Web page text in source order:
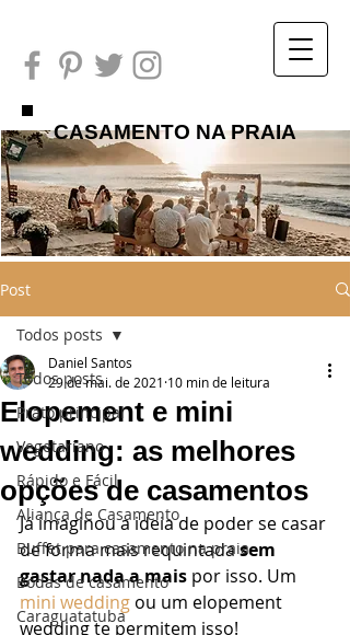
CASAMENTO NA PRAIA
Post
Todos posts
Prato principal
Vegetariano
Rápido e Fácil
Aliança de Casamento
Buffet para casamento na praia
Bodas de casamento
Caraguatatuba
Todos posts
Elopement e mini
wedding: as melhores
opções de casamentos
Daniel Santos
29 de mai. de 2021 10 min de leitura
Já imaginou a ideia de poder se casar
de forma mais requintada sem
gastar nada a mais por isso. Um
mini wedding ou um elopement
wedding te permitem isso!